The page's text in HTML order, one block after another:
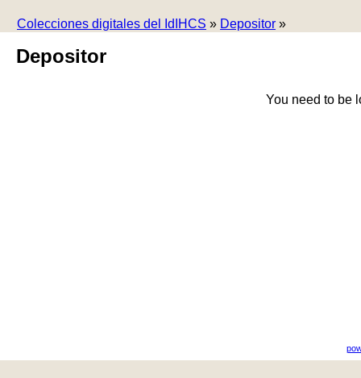
Colecciones digitales del IdIHCS » Depositor »
Depositor
You need to be